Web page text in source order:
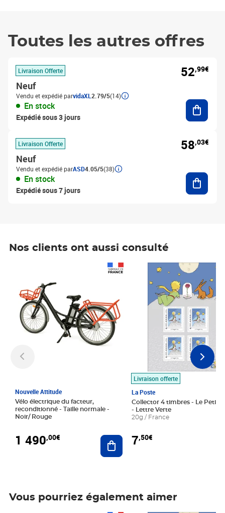
Toutes les autres offres
Livraison Offerte
Neuf
Vendu et expédié parvidaXL 2.79/5(14)
En stock
Expédié sous 3 jours
52,99€
Livraison Offerte
Neuf
Vendu et expédié parASD4.05/5(38)
En stock
Expédié sous 7 jours
58,03€
Nos clients ont aussi consulté
Nouvelle Attitude
Vélo électrique du facteur,
reconditionné - Taille normale -
Noir/ Rouge
1 490,00€ Ajouter au panier
Livraison offerte
La Poste
Collector 4 timbres - Le Petit
- Lettre Verte
20g / France
7,50€
Prix 7,50€
Vous pourriez également aimer